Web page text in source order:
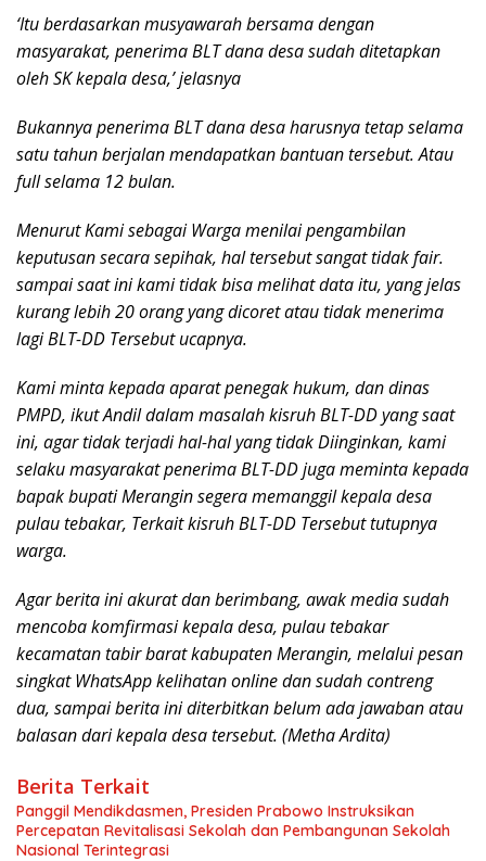
‘Itu berdasarkan musyawarah bersama dengan
masyarakat, penerima BLT dana desa sudah ditetapkan
oleh SK kepala desa,’ jelasnya
Bukannya penerima BLT dana desa harusnya tetap selama
satu tahun berjalan mendapatkan bantuan tersebut. Atau
full selama 12 bulan.
Menurut Kami sebagai Warga menilai pengambilan
keputusan secara sepihak, hal tersebut sangat tidak fair.
sampai saat ini kami tidak bisa melihat data itu, yang jelas
kurang lebih 20 orang yang dicoret atau tidak menerima
lagi BLT-DD Tersebut ucapnya.
Kami minta kepada aparat penegak hukum, dan dinas
PMPD, ikut Andil dalam masalah kisruh BLT-DD yang saat
ini, agar tidak terjadi hal-hal yang tidak Diinginkan, kami
selaku masyarakat penerima BLT-DD juga meminta kepada
bapak bupati Merangin segera memanggil kepala desa
pulau tebakar, Terkait kisruh BLT-DD Tersebut tutupnya
warga.
Agar berita ini akurat dan berimbang, awak media sudah
mencoba komfirmasi kepala desa, pulau tebakar
kecamatan tabir barat kabupaten Merangin, melalui pesan
singkat WhatsApp kelihatan online dan sudah contreng
dua, sampai berita ini diterbitkan belum ada jawaban atau
balasan dari kepala desa tersebut. (Metha Ardita)
Berita Terkait
Panggil Mendikdasmen, Presiden Prabowo Instruksikan
Percepatan Revitalisasi Sekolah dan Pembangunan Sekolah
Nasional Terintegrasi